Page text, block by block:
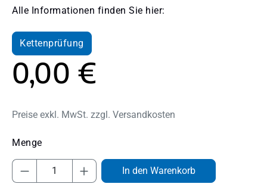
Alle Informationen finden Sie hier:
Kettenprüfung
0,00 €
Preise exkl. MwSt. zzgl. Versandkosten
Produkt Anzahl: Gib den gewünschten
In den Warenkorb